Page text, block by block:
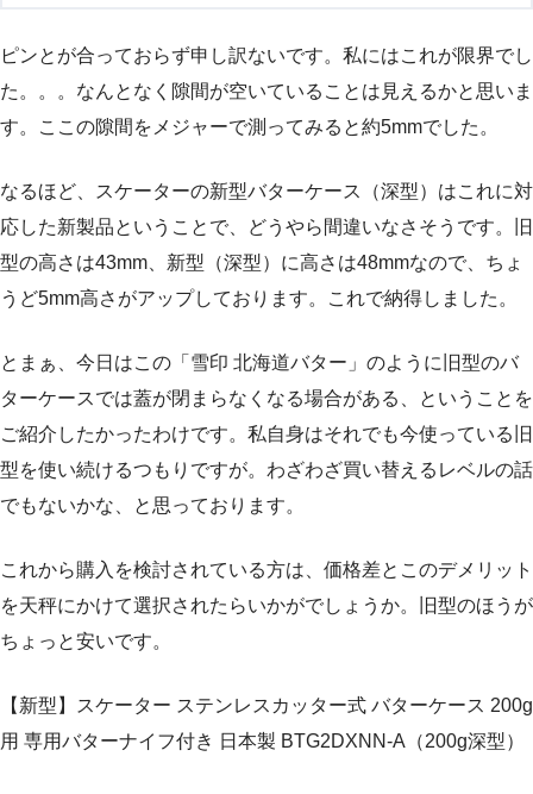
ピンとが合っておらず申し訳ないです。私にはこれが限界でし
た。。。なんとなく隙間が空いていることは見えるかと思いま
す。ここの隙間をメジャーで測ってみると約5mmでした。
なるほど、スケーターの新型バターケース（深型）はこれに対
応した新製品ということで、どうやら間違いなさそうです。旧
型の高さは43mm、新型（深型）に高さは48mmなので、ちょ
うど5mm高さがアップしております。これで納得しました。
とまぁ、今日はこの「雪印 北海道バター」のように旧型のバ
ターケースでは蓋が閉まらなくなる場合がある、ということを
ご紹介したかったわけです。私自身はそれでも今使っている旧
型を使い続けるつもりですが。わざわざ買い替えるレベルの話
でもないかな、と思っております。
これから購入を検討されている方は、価格差とこのデメリット
を天秤にかけて選択されたらいかがでしょうか。旧型のほうが
ちょっと安いです。
【新型】スケーター ステンレスカッター式 バターケース 200g
用 専用バターナイフ付き 日本製 BTG2DXNN-A（200g深型）